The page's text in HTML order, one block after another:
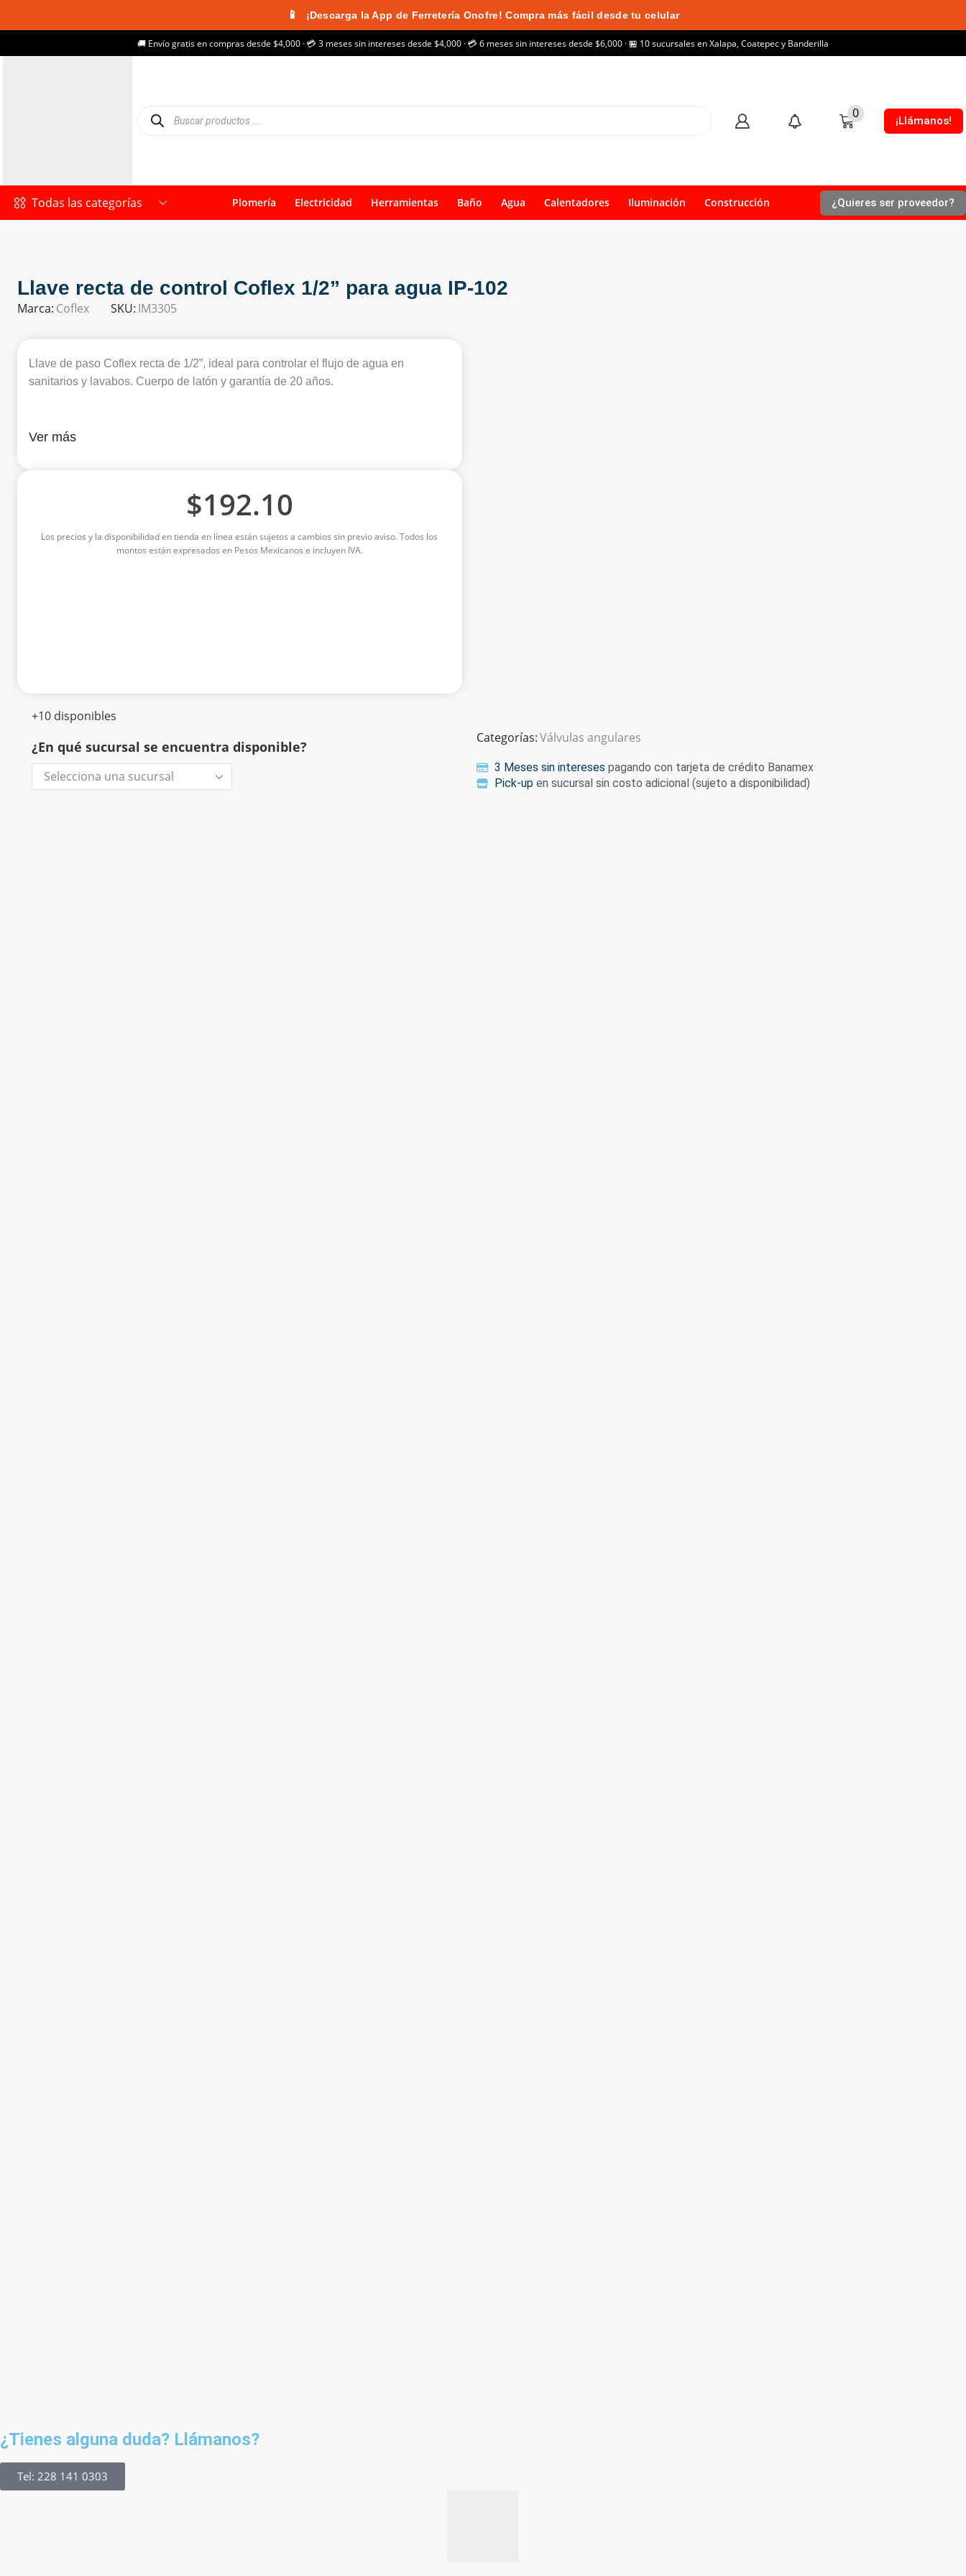
📱 ¡Descarga la App de Ferretería Onofre! Compra más fácil desde tu celular
🚚 Envío gratis en compras desde $4,000 · 💳 3 meses sin intereses desde $4,000 · 💳 6 meses sin intereses desde $6,000 · 🏪 10 sucursales en Xalapa, Coatepec y Banderilla
0 ¡Llámanos!
Todas las categorías Plomería Electricidad Herramientas Baño Agua Calentadores Iluminación Construcción ¿Quieres ser proveedor?
Llave recta de control Coflex 1/2” para agua IP-102
Marca: Coflex SKU: IM3305
Llave de paso Coflex recta de 1/2”, ideal para controlar el flujo de agua en
sanitarios y lavabos. Cuerpo de latón y garantía de 20 años.
Ver más
$192.10
Los precios y la disponibilidad en tienda en línea están sujetos a cambios sin previo aviso. Todos los
montos están expresados en Pesos Mexicanos e incluyen IVA.
+10 disponibles
¿En qué sucursal se encuentra disponible?
Categorías:Válvulas angulares
3 Meses sin intereses pagando con tarjeta de crédito Banamex
Pick-upen sucursal sin costo adicional (sujeto a disponibilidad)
¿Tienes alguna duda? Llámanos?
Tel: 228 141 0303